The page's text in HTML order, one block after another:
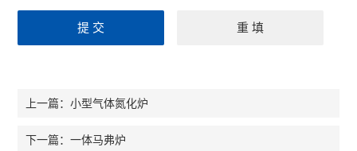
上一篇：小型气体氮化炉
下一篇：一体马弗炉